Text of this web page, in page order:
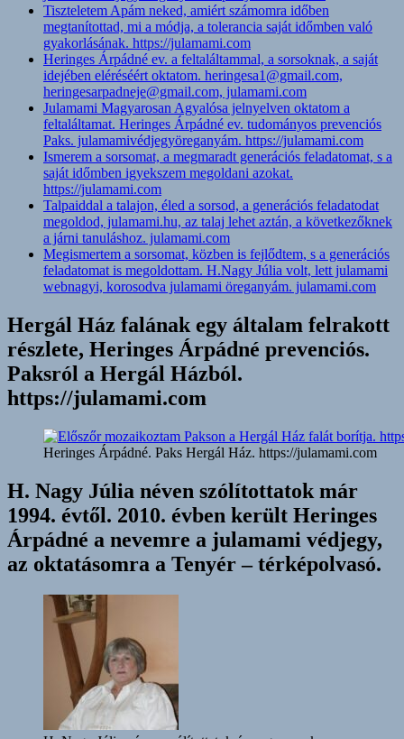
Tiszteletem Apám neked, amiért számomra időben
megtanítottad, mi a módja, a tolerancia saját időmben való
gyakorlásának. https://julamami.com
Heringes Árpádné ev. a feltaláltammal, a sorsoknak, a saját
idejében eléréséért oktatom. heringesa1@gmail.com,
heringesarpadneje@gmail.com, julamami.com
Julamami Magyarosan Agyalósa jelnyelven oktatom a
feltaláltamat. Heringes Árpádné ev. tudományos prevenciós
Paks. julamamivédjegyöreganyám. https://julamami.com
Ismerem a sorsomat, a megmaradt generációs feladatomat, s a
saját időmben igyekszem megoldani azokat.
https://julamami.com
Talpaiddal a talajon, éled a sorsod, a generációs feladatodat
megoldod, julamami.hu, az talaj lehet aztán, a következőknek
a járni tanuláshoz. julamami.com
Megismertem a sorsomat, közben is fejlődtem, s a generációs
feladatomat is megoldottam. H.Nagy Júlia volt, lett julamami
webnagyi, korosodva julamami öreganyám. julamami.com
Hergál Ház falának egy általam felrakott
részlete, Heringes Árpádné prevenciós.
Paksról a Hergál Házból.
https://julamami.com
Heringes Árpádné. Paks Hergál Ház. https://julamami.com
H. Nagy Júlia néven szólítottatok már
1994. évtől. 2010. évben került Heringes
Árpádné a nevemre a julamami védjegy,
az oktatásomra a Tenyér – térképolvasó.